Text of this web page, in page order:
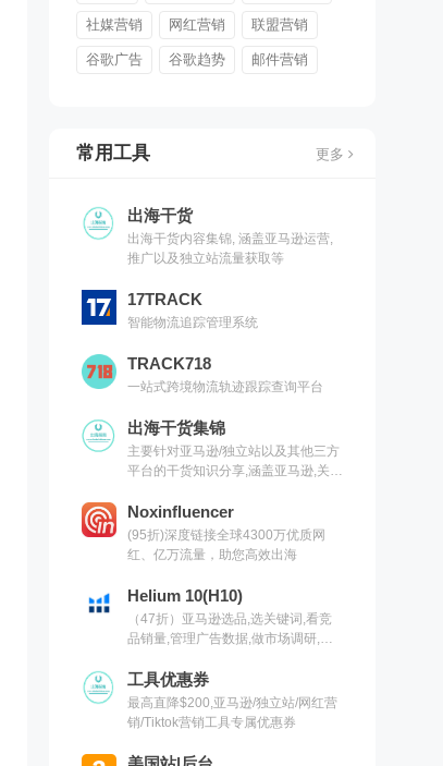
社媒营销 网红营销 联盟营销
谷歌广告 谷歌趋势 邮件营销
常用工具 更多
出海干货
出海干货内容集锦, 涵盖亚马逊运营,
推广以及独立站流量获取等
17TRACK
智能物流追踪管理系统
TRACK718
一站式跨境物流轨迹跟踪查询平台
出海干货集锦
主要针对亚马逊/独立站以及其他三方
平台的干货知识分享,涵盖亚马逊,关键
具以及出海干货集锦,欢迎关注
Noxinfluencer
(95折)深度链接全球4300万优质网
红、亿万流量，助您高效出海
Helium 10(H10)
（47折）亚马逊选品,选关键词,看竞
品销量,管理广告数据,做市场调研,有
工具优惠券
最高直降$200,亚马逊/独立站/网红营
销/Tiktok营销工具专属优惠券